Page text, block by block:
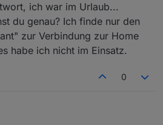
Ist mehr als über die API
ich war im Urlaub...
du genau? Ich finde nur den
zur Verbindung zur Home
habe ich nicht im Einsatz.
0